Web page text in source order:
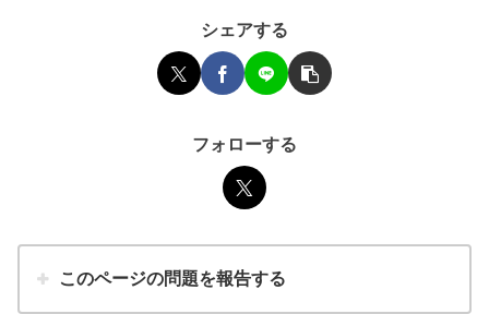
シェアする
フォローする
このページの問題を報告する